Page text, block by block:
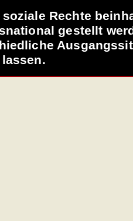
soziale Rechte
gestellt